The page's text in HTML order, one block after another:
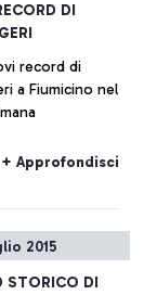
DI
record di
a Fiumicino nel
+ Approfondisci
2015
STORICO DI